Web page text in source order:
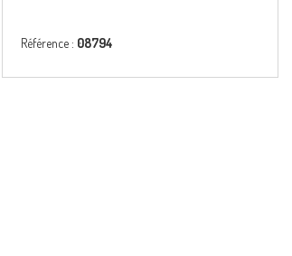
Référence : 08794